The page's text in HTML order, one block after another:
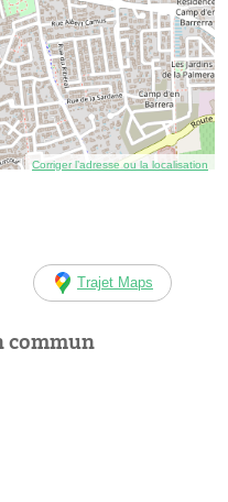
Corriger l’adresse ou la localisation
Trajet Maps
commun